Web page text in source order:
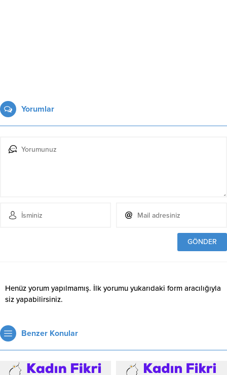
Yorumlar
Henüz yorum yapılmamış. İlk yorumu yukarıdaki form aracılığıyla
siz yapabilirsiniz.
Benzer Konular